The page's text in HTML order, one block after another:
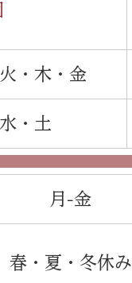
・木・金
水・土
月-金
春・夏・冬休み